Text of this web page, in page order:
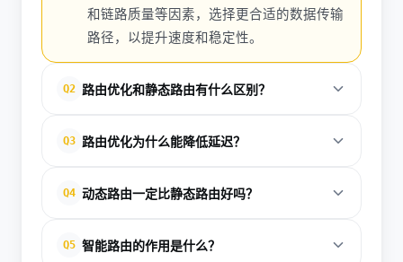
和链路质量等因素，选择更合适的数据传输
路径，以提升速度和稳定性。
Q2 路由优化和静态路由有什么区别？
化更强调根据实时网络状态动态选择更优路径。
Q3 路由优化为什么能降低延迟？
顺畅的传输路径，从而减少等待时间。
Q4 动态路由一定比静态路由好吗？
态路由则适合结构简单、路径稳定的场景。
Q5 智能路由的作用是什么？